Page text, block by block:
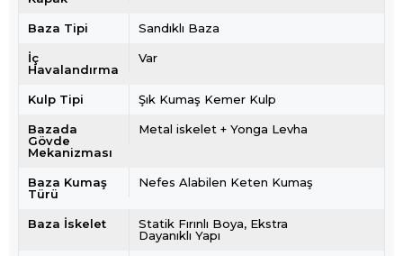
Baza Tipi Sandıklı Baza
İç
Havalandırma
Var
Kulp Tipi Şık Kumaş Kemer Kulp
Bazada
Gövde
Mekanizması
Metal iskelet + Yonga Levha
Baza Kumaş
Türü
Nefes Alabilen Keten Kumaş
Baza İskelet
Statik Fırınlı Boya, Ekstra
Dayanıklı Yapı